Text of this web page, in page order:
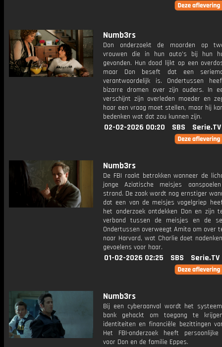
Numb3rs
Don onderzoekt de moorden op
vrouwen die in hun auto’s bij hun
gevonden. Hun dood lijkt op een
maar Don beseft dat een
verantwoordelijk is. Ondertussen
bizarre dromen over zijn ouders. In
verschijnt zijn overleden moeder en
haar een vraag moet stellen, maar hij
bedenken wat dat zou kunnen zijn.
02-02-2026 00:20 SBS Serie.TV
Numb3rs
De FBI raakt betrokken wanneer de
jonge Aziatische meisjes
strand. De zaak wordt nog ernstiger
dat een van de meisjes vogelgriep
het onderzoek ontdekken Don en zijn
verband tussen de meisjes en de
Ondertussen overweegt Amita om over
naar Harvard, wat Charlie doet
gevoelens voor haar.
01-02-2026 02:25 SBS Serie.TV
Numb3rs
Bij een cyberaanval wordt het
bank gehackt om toegang te
identiteiten en financiële bezittingen
Het FBI-onderzoek heeft persoonlijke
voor Don en de familie Eppes.